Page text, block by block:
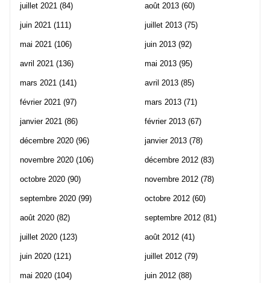
juillet 2021 (84)
juin 2021 (111)
mai 2021 (106)
avril 2021 (136)
mars 2021 (141)
février 2021 (97)
janvier 2021 (86)
décembre 2020 (96)
novembre 2020 (106)
octobre 2020 (90)
septembre 2020 (99)
août 2020 (82)
juillet 2020 (123)
juin 2020 (121)
mai 2020 (104)
août 2013 (60)
juillet 2013 (75)
juin 2013 (92)
mai 2013 (95)
avril 2013 (85)
mars 2013 (71)
février 2013 (67)
janvier 2013 (78)
décembre 2012 (83)
novembre 2012 (78)
octobre 2012 (60)
septembre 2012 (81)
août 2012 (41)
juillet 2012 (79)
juin 2012 (88)